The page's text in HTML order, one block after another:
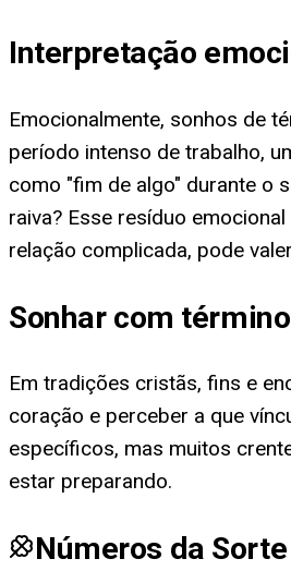
Interpretação
Emocionalmente, sonhos de
período intenso de trabalho,
como "fim de algo" durante o
raiva? Esse resíduo
relação complicada, pode
Sonhar com
Em tradições cristãs, fins e
coração e perceber a que
específicos, mas muitos
estar preparando.
Números da